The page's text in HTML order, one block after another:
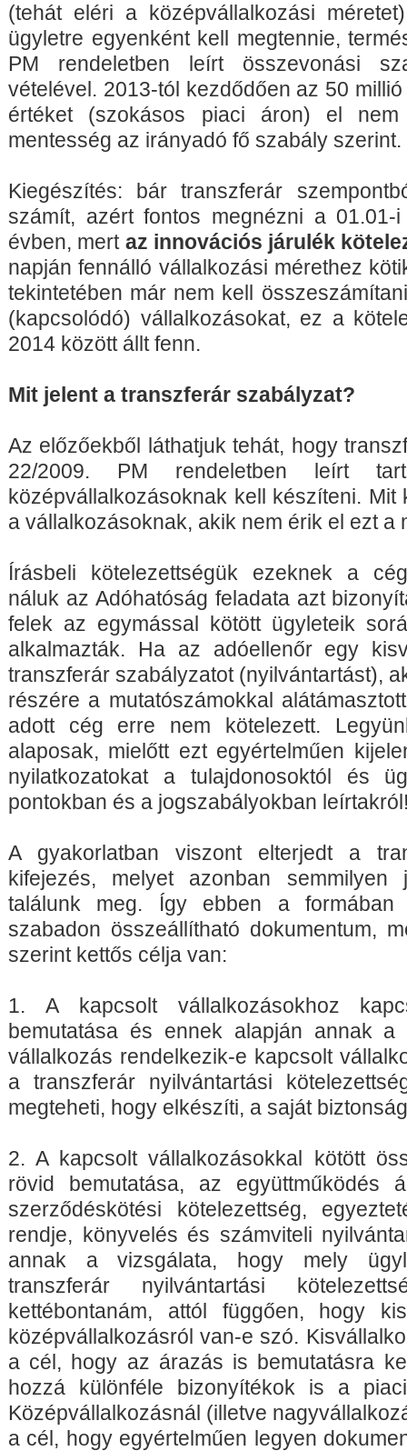
(tehát eléri a középvállalkozási
ügyletre egyenként kell megtennie,
PM rendeletben leírt összevonási
vételével. 2013-tól kezdődően az 50
értéket (szokásos piaci áron) el
mentesség az irányadó fő szabály szerint.
Kiegészítés: bár transzferár
számít, azért fontos megnézni a 01.01-
évben, mert az innovációs járulék
napján fennálló vállalkozási mérethez
tekintetében már nem kell
(kapcsolódó) vállalkozásokat, ez a
2014 között állt fenn.
Mit jelent a transzferár szabályzat?
Az előzőekből láthatjuk tehát, hogy
22/2009. PM rendeletben leírt
középvállalkozásoknak kell készíteni. Mit
a vállalkozásoknak, akik nem érik el ezt a
Írásbeli kötelezettségük ezeknek a
náluk az Adóhatóság feladata azt
felek az egymással kötött ügyleteik
alkalmazták. Ha az adóellenőr egy
transzferár szabályzatot (nyilvántartást),
részére a mutatószámokkal
adott cég erre nem kötelezett.
alaposak, mielőtt ezt egyértelműen
nyilatkozatokat a tulajdonosoktól és
pontokban és a jogszabályokban
A gyakorlatban viszont elterjedt a
kifejezés, melyet azonban semmilyen
találunk meg. Így ebben a
szabadon összeállítható dokumentum,
szerint kettős célja van:
1. A kapcsolt vállalkozásokhoz
bemutatása és ennek alapján annak a
vállalkozás rendelkezik-e kapcsolt
a transzferár nyilvántartási
megteheti, hogy elkészíti, a saját
2. A kapcsolt vállalkozásokkal kötött
rövid bemutatása, az együttműködés
szerződéskötési kötelezettség,
rendje, könyvelés és számviteli
annak a vizsgálata, hogy mely
transzferár nyilvántartási
kettébontanám, attól függően, hogy
középvállalkozásról van-e szó.
a cél, hogy az árazás is bemutatásra
hozzá különféle bizonyítékok is a
Középvállalkozásnál (illetve
a cél, hogy egyértelműen legyen